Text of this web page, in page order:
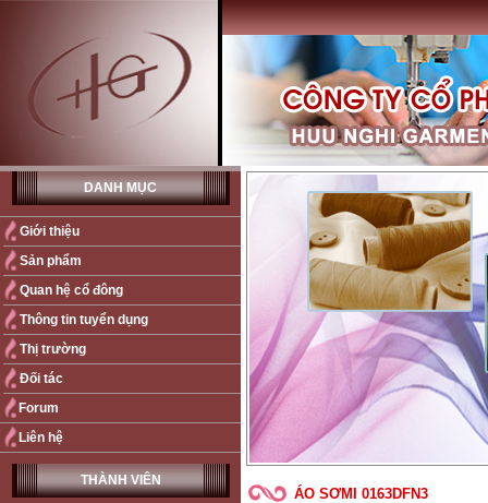
DANH MỤC
Giới thiệu
Sản phẩm
Quan hệ cổ đông
Thông tin tuyển dụng
Thị trường
Đối tác
Forum
Liên hệ
THÀNH VIÊN
ÁO SƠMI 0163DFN3